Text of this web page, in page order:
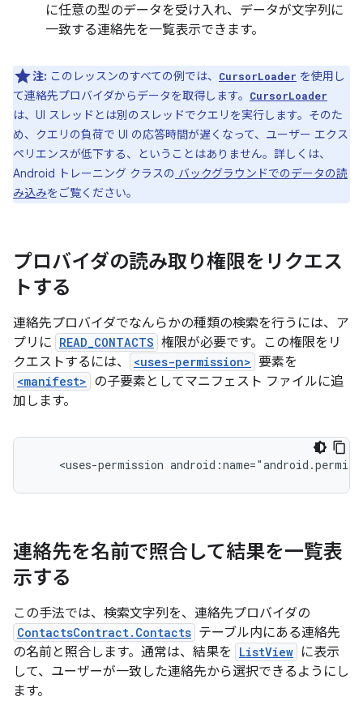
に任意の型のデータを受け入れ、データが文字列に
一致する連絡先を一覧表示できます。
注: このレッスンのすべての例では、 CursorLoader を使用し
て連絡先プロバイダからデータを取得します。
CursorLoader
は、UI スレッドとは別のスレッドでクエリを実行します。そのた
め、クエリの負荷で UI の応答時間が遅くなって、ユーザー エクス
ペリエンスが低下する、ということはありません。詳しくは、
Android トレーニング クラスの バックグラウンドでのデータの読
み込みをご覧ください。
プロバイダの読み取り権限をリクエス
トする
連絡先プロバイダでなんらかの種類の検索を行うには、ア
プリに READ_CONTACTS 権限が必要です。この権限をリ
クエストするには、
<uses-permission> 要素を
<manifest> の子要素としてマニフェスト ファイルに追
加します。
<uses-permission
連絡先を名前で照合して結果を一覧表
示する
この手法では、検索文字列を、連絡先プロバイダの
ContactsContract.Contacts テーブル内にある連絡先
の名前と照合します。通常は、結果を
ListView に表示
して、ユーザーが一致した連絡先から選択できるようにし
ます。